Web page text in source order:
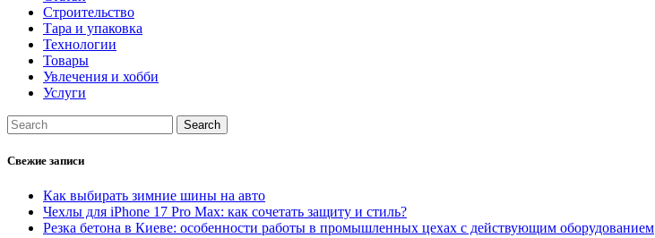
Строительство
Тара и упаковка
Технологии
Товары
Увлечения и хобби
Услуги
Свежие записи
Как выбирать зимние шины на авто
Чехлы для iPhone 17 Pro Max: как сочетать защиту и стиль?
Резка бетона в Киеве: особенности работы в промышленных цехах с действующим оборудованием